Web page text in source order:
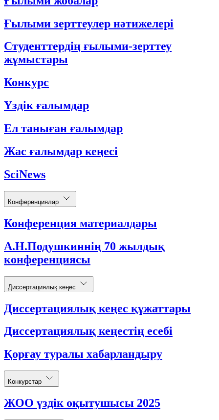
Ғылыми зерттеулер нәтижелері
Студенттердің ғылыми-зерттеу
жұмыстары
Конкурс
Үздік ғалымдар
Ел таныған ғалымдар
Жас ғалымдар кеңесі
SciNews
Конференциялар
Конференция материалдары
А.Н.Подушкиннің 70 жылдық
конференциясы
Диссертациялық кеңес
Диссертациялық кеңес құжаттары
Диссертациялық кеңестің есебі
Қорғау туралы хабарландыру
Конкурстар
ЖОО үздік оқытушысы 2025